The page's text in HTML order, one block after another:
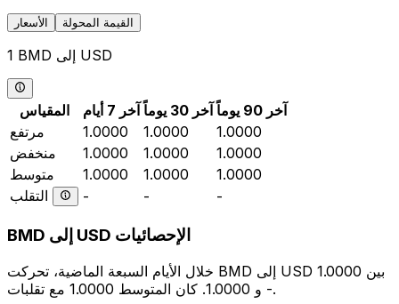
الأسعار القيمة المحولة
1 BMD إلى USD
المقياس آخر 7 أيام آخر 30 يوماً
آخر 90 يوماً
مرتفع
1.0000 1.0000
1.0000
منخفض
1.0000 1.0000
1.0000
متوسط
1.0000 1.0000
1.0000
التقلب
- - -
BMD إلى USD الإحصائيات
خلال الأيام السبعة الماضية، تحركت BMD إلى USD بين 1.0000
و 1.0000. كان المتوسط 1.0000 مع تقلبات -.